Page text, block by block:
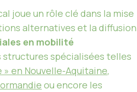
joue un rôle clé dans la mise
alternatives et la diffusion
en mobilité
structures spécialisées telles
» en Nouvelle-Aquitaine,
ou encore les